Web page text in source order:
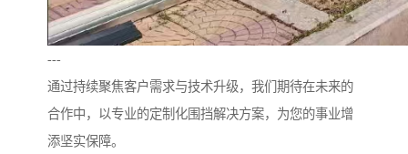
---
通过持续聚焦客户需求与技术升级，我们期待在未来的
合作中，以专业的定制化围挡解决方案，为您的事业增
添坚实保障。